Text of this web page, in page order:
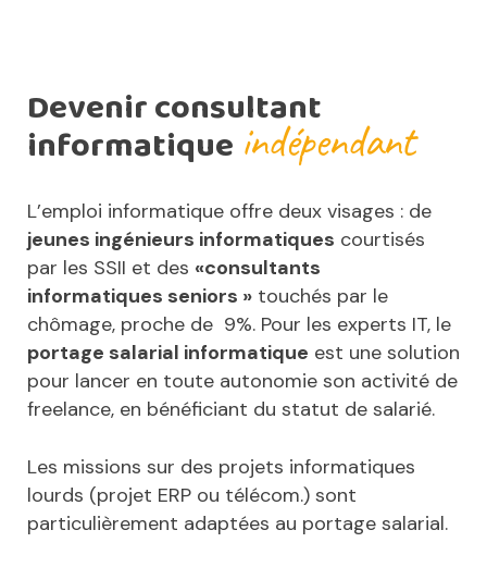
Devenir consultant
informatique indépendant
L’emploi informatique offre deux visages : de
jeunes ingénieurs informatiques courtisés
par les SSII et des «consultants
informatiques seniors » touchés par le
chômage, proche de 9%. Pour les experts IT, le
portage salarial informatique est une solution
pour lancer en toute autonomie son activité de
freelance, en bénéficiant du statut de salarié.
Les missions sur des projets informatiques
lourds (projet ERP ou télécom.) sont
particulièrement adaptées au portage salarial.